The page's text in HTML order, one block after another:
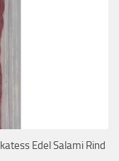
Edel Salami Rind